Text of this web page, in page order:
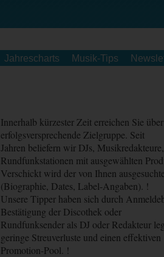
Jahrescharts Musik-Tips
Innerhalb kürzester Zeit erreichen Sie
erfolgsversprechende Zielgruppe. Seit
Jahren beliefern wir DJs,
Rundfunkstationen mit ausgewählten
Verschickt wird der von Ihnen
(Biographie, Dates, Label-Angaben). !
Unsere Tipper haben sich durch
Bestätigung der Discothek oder
Rundfunksender als DJ oder Redakteur
geringe Streuverluste und einen effektiven
Promotion-Pool. !